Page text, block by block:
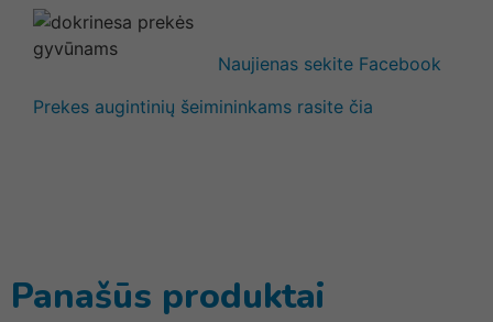
Naujienas sekite Facebook
Prekes augintinių šeimininkams rasite čia
Panašūs produktai